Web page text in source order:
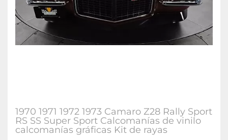
1970 1971 1972 1973 Camaro Z28 Rally Sport
RS SS Super Sport Calcomanías de vinilo
calcomanías gráficas Kit de rayas